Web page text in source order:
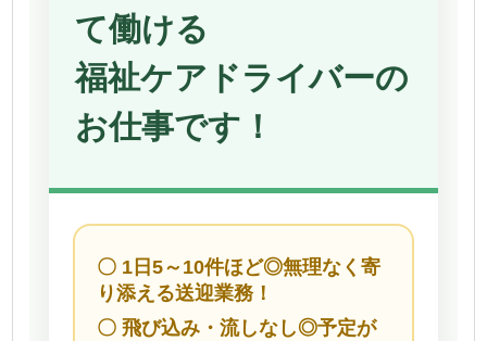
て働ける
福祉ケアドライバーの
お仕事です！
〇 1日5～10件ほど◎無理なく寄
り添える送迎業務！
〇 飛び込み・流しなし◎予定が